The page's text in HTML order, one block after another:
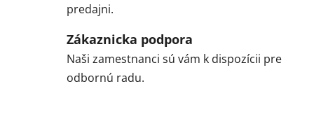
predajni.
Zákaznicka podpora
Naši zamestnanci sú vám k dispozícii pre
odbornú radu.